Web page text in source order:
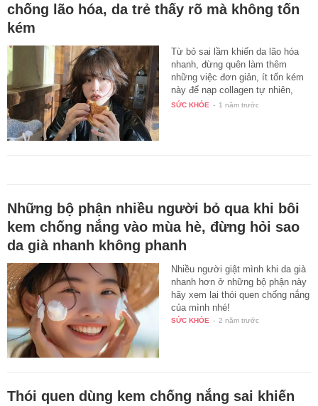
chống lão hóa, da trẻ thấy rõ mà không tốn
kém
Từ bỏ sai lầm khiến da lão hóa
nhanh, đừng quên làm thêm
những việc đơn giản, ít tốn kém
này để nạp collagen tự nhiên,
vì…
SỨC KHỎE - 1 năm trước
Những bộ phận nhiều người bỏ qua khi bôi
kem chống nắng vào mùa hè, đừng hỏi sao
da già nhanh không phanh
Nhiều người giật mình khi da già
nhanh hơn ở những bộ phận này
hãy xem lại thói quen chống nắng
của mình nhé!
SỨC KHỎE - 2 năm trước
Thói quen dùng kem chống nắng sai khiến